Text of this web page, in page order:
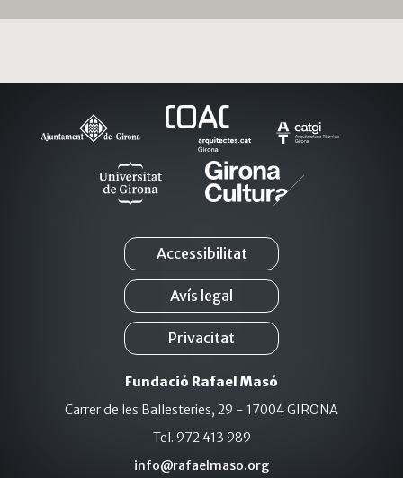
Accessibilitat
Avís legal
Privacitat
Fundació Rafael Masó
Carrer de les Ballesteries, 29 - 17004 GIRONA
Tel. 972 413 989
info@rafaelmaso.org